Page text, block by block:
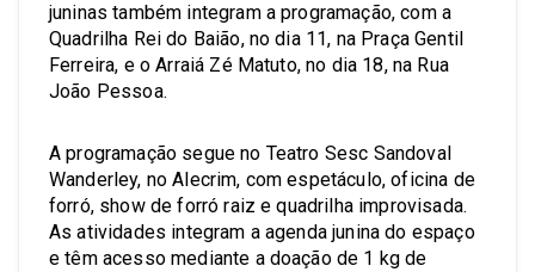
juninas também integram a programação, com a
Quadrilha Rei do Baião, no dia 11, na Praça Gentil
Ferreira, e o Arraiá Zé Matuto, no dia 18, na Rua
João Pessoa.
A programação segue no Teatro Sesc Sandoval
Wanderley, no Alecrim, com espetáculo, oficina de
forró, show de forró raiz e quadrilha improvisada.
As atividades integram a agenda junina do espaço
e têm acesso mediante a doação de 1 kg de